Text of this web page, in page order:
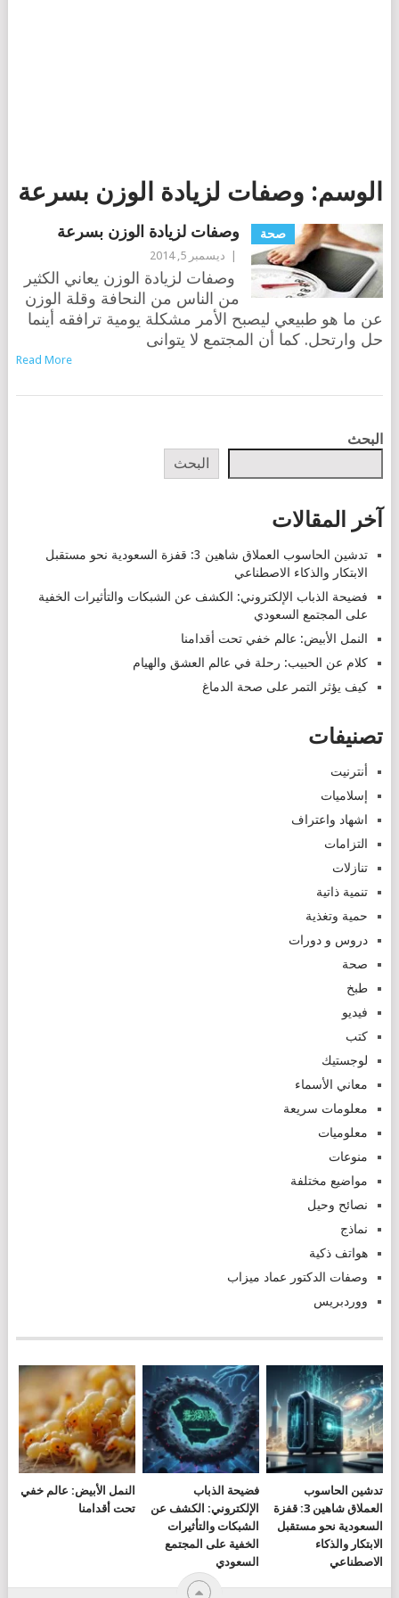
الوسم: وصفات لزيادة الوزن بسرعة
صحة وصفات لزيادة الوزن بسرعة
ديسمبر 5, 2014
وصفات لزيادة الوزن يعاني الكثير
من الناس من النحافة وقلة الوزن
عن ما هو طبيعي ليصبح الأمر مشكلة يومية ترافقه أينما
حل وارتحل. كما أن المجتمع لا يتوانى
Read More
POSTS
البحث
البحث
آخر المقالات
تدشين الحاسوب العملاق شاهين 3: قفزة السعودية نحو مستقبل
الابتكار والذكاء الاصطناعي
فضيحة الذباب الإلكتروني: الكشف عن الشبكات والتأثيرات الخفية
على المجتمع السعودي
النمل الأبيض: عالم خفي تحت أقدامنا
كلام عن الحبيب: رحلة في عالم العشق والهيام
كيف يؤثر التمر على صحة الدماغ
تصنيفات
أنترنيت
إسلاميات
اشهاد واعتراف
التزامات
تنازلات
تنمية ذاتية
حمية وتغذية
دروس و دورات
صحة
طبخ
فيديو
كتب
لوجستيك
معاني الأسماء
معلومات سريعة
معلوميات
منوعات
مواضيع مختلفة
نصائح وحيل
نماذج
هواتف ذكية
وصفات الدكتور عماد ميزاب
ووردبريس
تدشين الحاسوب
العملاق شاهين 3: قفزة
السعودية نحو مستقبل
الابتكار والذكاء
الاصطناعي
فضيحة الذباب
الإلكتروني: الكشف عن
الشبكات والتأثيرات
الخفية على المجتمع
السعودي
النمل الأبيض: عالم خفي
تحت أقدامنا